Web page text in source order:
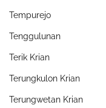
Tempurejo
Tenggulunan
Terik Krian
Terungkulon Krian
Terungwetan Krian